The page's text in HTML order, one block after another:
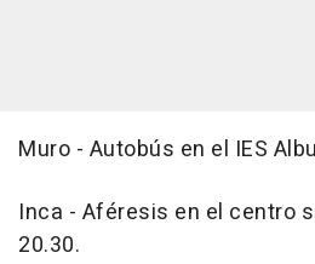
Muro - Autobús en el IES
Inca - Aféresis en el centro
20.30.